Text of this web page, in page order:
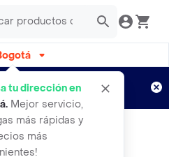
tu dirección en
. Mejor servicio,
más rápidas y
más
semanas
Aplican TyC
Redbull 3%